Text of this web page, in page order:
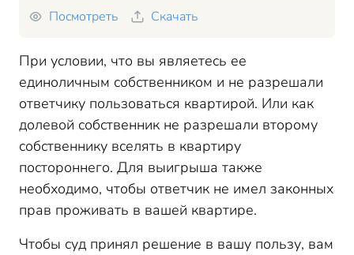
Посмотреть Скачать
При условии, что вы являетесь ее
единоличным собственником и не разрешали
ответчику пользоваться квартирой. Или как
долевой собственник не разрешали второму
собственнику вселять в квартиру
постороннего. Для выигрыша также
необходимо, чтобы ответчик не имел законных
прав проживать в вашей квартире.
Чтобы суд принял решение в вашу пользу, вам